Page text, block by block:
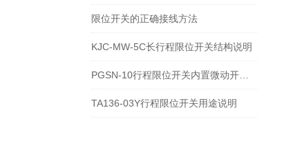
限位开关的正确接线方法
KJC-MW-5C长行程限位开关结构说明
TA136-03Y行程限位开关用途说明